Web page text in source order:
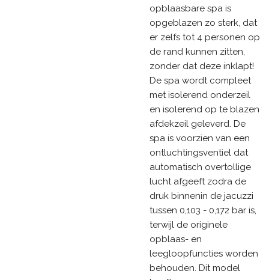
opblaasbare spa is
opgeblazen zo sterk, dat
er zelfs tot 4 personen op
de rand kunnen zitten,
zonder dat deze inklapt!
De spa wordt compleet
met isolerend onderzeil
en isolerend op te blazen
afdekzeil geleverd. De
spa is voorzien van een
ontluchtingsventiel dat
automatisch overtollige
lucht afgeeft zodra de
druk binnenin de jacuzzi
tussen 0,103 - 0,172 bar is,
terwijl de originele
opblaas- en
leegloopfuncties worden
behouden. Dit model